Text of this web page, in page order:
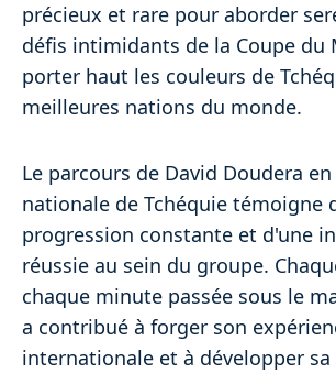
précieux et rare pour aborder
défis intimidants de la Coupe du
porter haut les couleurs de
meilleures nations du monde.
Le parcours de David Doudera
nationale de Tchéquie témoigne
progression constante et d'une
réussie au sein du groupe.
chaque minute passée sous le
a contribué à forger son
internationale et à développer sa